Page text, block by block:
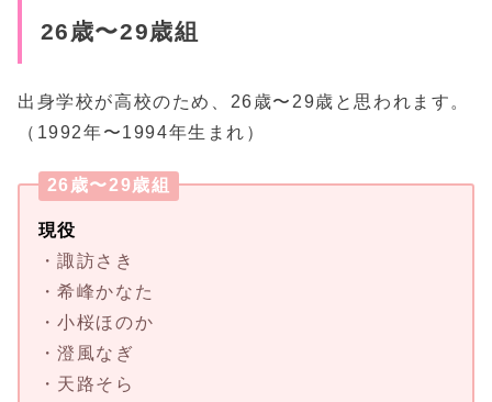
26歳〜29歳組
出身学校が高校のため、26歳〜29歳と思われます。
（1992年〜1994年生まれ）
26歳〜29歳組
現役
・諏訪さき
・希峰かなた
・小桜ほのか
・澄風なぎ
・天路そら